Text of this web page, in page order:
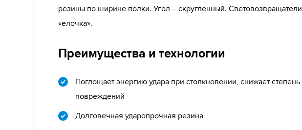
резины по ширине полки. Угол – скругленный. Световозвращатели
«ёлочка».
Преимущества и технологии
Поглощает энергию удара при столкновении, снижает степень
повреждений
Долговечная ударопрочная резина